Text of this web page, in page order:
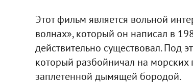
Этот фильм является вольной
волнах», который он написал в
действительно существовал. Под
который разбойничал на морских
заплетенной дымящей бородой.